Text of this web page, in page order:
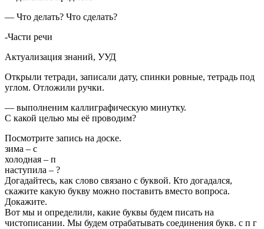
— Что делать? Что сделать?
-Части речи
Актуализация знаний, УУД
Открыли тетради, записали дату, спинки ровные, тетрадь под
углом. Отложили ручки.
— выполненим каллиграфическую минутку.
С какой целью мы её проводим?
Посмотрите запись на доске.
зима – с
холодная – п
наступила – ?
Догадайтесь, как слово связано с буквой. Кто догадался,
скажите какую букву можно поставить вместо вопроса.
Докажите.
Вот мы и определили, какие буквы будем писать на
чистописании. Мы будем отрабатывать соединения букв. с п г